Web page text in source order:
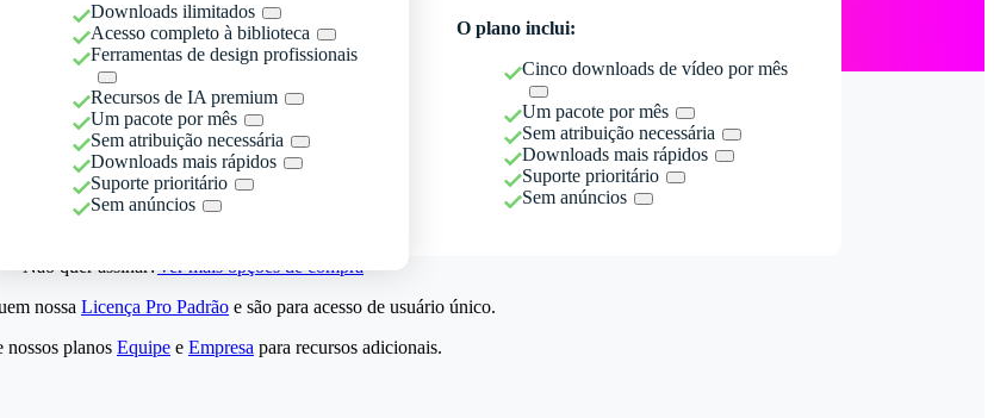
Downloads ilimitados
Acesso completo à biblioteca
Ferramentas de design profissionais
Recursos de IA premium
Um pacote por mês
Sem atribuição necessária
Downloads mais rápidos
Suporte prioritário
Sem anúncios
O plano inclui:
Cinco downloads de vídeo por mês
Um pacote por mês
Sem atribuição necessária
Downloads mais rápidos
Suporte prioritário
Sem anúncios
Não quer assinar?Ver mais opções de compra
nossa Licença Pro Padrão e são para acesso de usuário único.
nossos planos Equipe e Empresa para recursos adicionais.